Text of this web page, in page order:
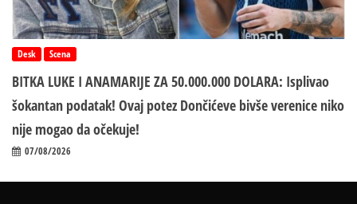
Desk Scena
BITKA LUKE I ANAMARIJE ZA 50.000.000 DOLARA: Isplivao
šokantan podatak! Ovaj potez Dončićeve bivše verenice niko
nije mogao da očekuje!
07/08/2026